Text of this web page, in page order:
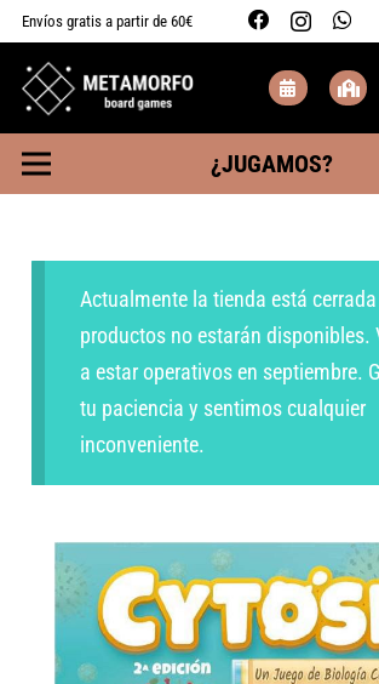
Envíos gratis a partir de 60€
¿JUGAMOS?
Actualmente la tienda está
productos no estarán disponibles.
a estar operativos en septiembre.
tu paciencia y sentimos cualquier
inconveniente.